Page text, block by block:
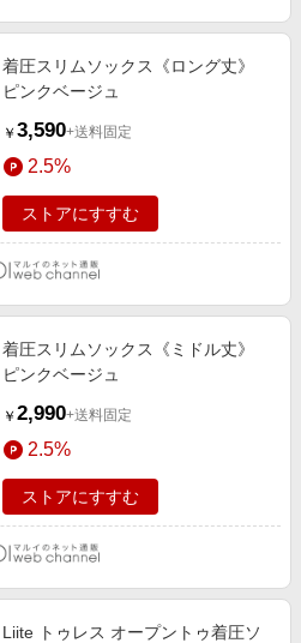
着圧スリムソックス《ロング丈》
ピンクベージュ
￥ 3,590+送料固定
2.5%
ストアにすすむ
着圧スリムソックス《ミドル丈》
ピンクベージュ
￥ 2,990+送料固定
2.5%
ストアにすすむ
Liite トゥレス オープントゥ着圧ソ